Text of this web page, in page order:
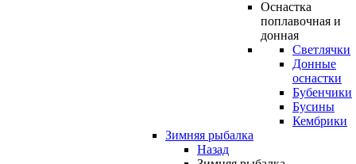
Оснастка
поплавочная и
донная
Светлячки
Донные
оснастки
Бубенчики
Бусины
Кембрики
Зимняя рыбалка
Назад